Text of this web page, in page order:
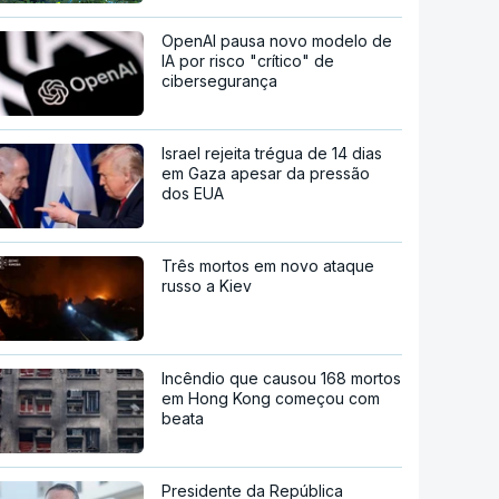
OpenAI pausa novo modelo de
IA por risco "crítico" de
cibersegurança
Israel rejeita trégua de 14 dias
em Gaza apesar da pressão
dos EUA
Três mortos em novo ataque
russo a Kiev
Incêndio que causou 168 mortos
em Hong Kong começou com
beata
Presidente da República